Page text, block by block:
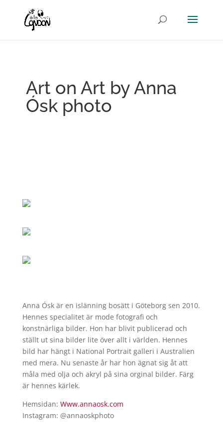
Art on Art by Anna
Ósk photo
Anna Ósk är en islänning bosätt i Göteborg sen 2010.
Hennes specialitet är mode fotografi och
konstnärliga bilder. Hon har blivit publicerad och
ställt ut sina bilder lite över allt i världen. Hennes
bild har hängt i National Portrait galleri i Australien
med mera. Nu senaste år har hon ägnat sig åt att
måla med olja och akryl på sina orginal bilder. Färg
är hennes kärlek.
Hemsidan: Www.annaosk.com
Instagram: @annaoskphoto